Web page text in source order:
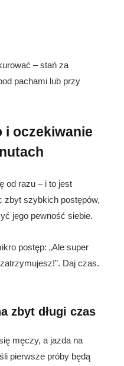
– stań za
pachami lub przy
i oczekiwanie
od razu – i to jest
zbyt szybkich postępów,
jego pewność siebie.
postęp: „Ale super
Daj czas.
zbyt długi czas
męczy, a jazda na
pierwsze próby będą